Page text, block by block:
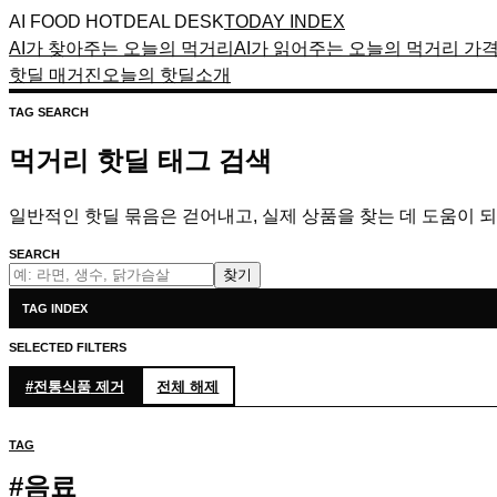
AI FOOD HOTDEAL DESKTODAY INDEX
AI가 찾아주는 오늘의 먹거리 AI가 읽어주는 오늘의 먹거리 가
핫딜 매거진 오늘의 핫딜소개
TAG SEARCH
먹거리 핫딜 태그 검색
일반적인 핫딜 묶음은 걷어내고, 실제 상품을 찾는 데 도움이
SEARCH
찾기
TAG INDEX
SELECTED FILTERS
#전통식품제거 전체 해제
TAG
#음료